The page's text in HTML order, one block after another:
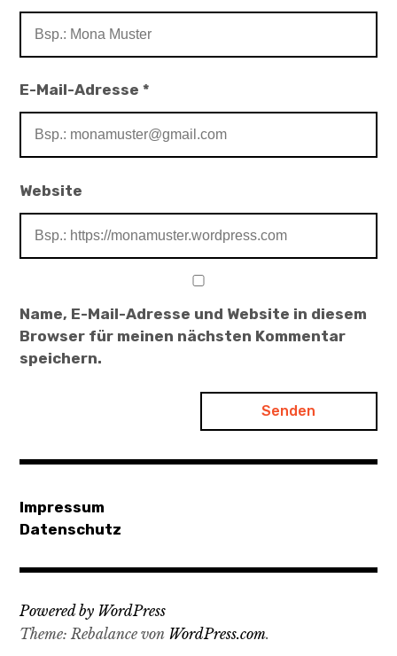
E-Mail-Adresse*
Website
Name, E-Mail-Adresse und Website in diesem
Browser für meinen nächsten Kommentar
speichern.
Impressum
Datenschutz
Powered by WordPress
Theme: Rebalance von WordPress.com.